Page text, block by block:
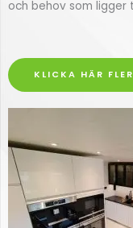
och behov som
KLICKA HÄR FLER